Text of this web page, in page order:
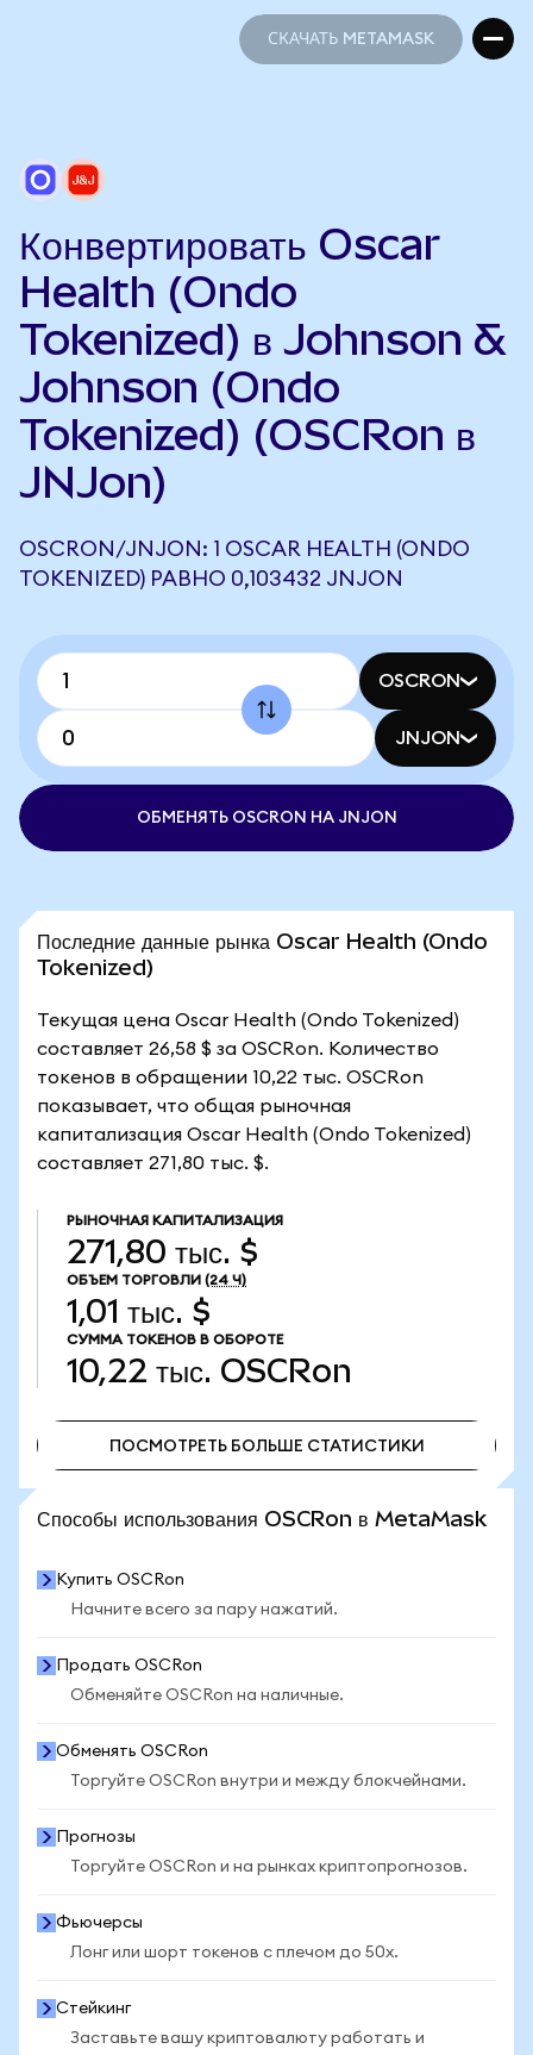
СКАЧАТЬ METAMASK
Конвертировать Oscar
Health (Ondo
Tokenized) в Johnson &
Johnson (Ondo
Tokenized) (OSCRon в
JNJon)
OSCRON/JNJON: 1 OSCAR HEALTH (ONDO
TOKENIZED) РАВНО 0,103432 JNJON
OSCRON
JNJON
ОБМЕНЯТЬ OSCRON НА JNJON
Последние данные рынка Oscar Health (Ondo
Tokenized)
Текущая цена Oscar Health (Ondo Tokenized)
составляет 26,58 $ за OSCRon. Количество
токенов в обращении 10,22 тыс. OSCRon
показывает, что общая рыночная
капитализация Oscar Health (Ondo Tokenized)
составляет 271,80 тыс. $.
РЫНОЧНАЯ КАПИТАЛИЗАЦИЯ
271,80 тыс. $
ОБЪЕМ ТОРГОВЛИ (24 Ч)
1,01 тыс. $
СУММА ТОКЕНОВ В ОБОРОТЕ
10,22 тыс. OSCRon
ПОСМОТРЕТЬ БОЛЬШЕ СТАТИСТИКИ
Способы использования OSCRon в MetaMask
Купить OSCRon
Начните всего за пару нажатий.
Продать OSCRon
Обменяйте OSCRon на наличные.
Обменять OSCRon
Торгуйте OSCRon внутри и между блокчейнами.
Прогнозы
Торгуйте OSCRon и на рынках криптопрогнозов.
Фьючерсы
Лонг или шорт токенов с плечом до 50x.
Стейкинг
Заставьте вашу криптовалюту работать и